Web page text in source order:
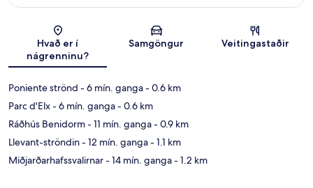
Kort
Hvað er í
nágrenninu?
Samgöngur Veitingastaðir
Poniente strönd - 6 mín. ganga- 0.6 km
Parc d'Elx- 6 mín. ganga- 0.6 km
Ráðhús Benidorm- 11 mín. ganga- 0.9 km
Llevant-ströndin- 12 mín. ganga- 1.1 km
Miðjarðarhafssvalirnar- 14 mín. ganga- 1.2 km